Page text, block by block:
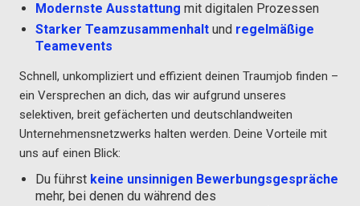
Modernste Ausstattung mit digitalen Prozessen
Starker Teamzusammenhaltund regelmäßige
Teamevents
Schnell, unkompliziert und effizient deinen Traumjob finden –
ein Versprechen an dich, das wir aufgrund unseres
selektiven, breit gefächerten und deutschlandweiten
Unternehmensnetzwerks halten werden. Deine Vorteile mit
uns auf einen Blick:
Du führst keine unsinnigen Bewerbungsgespräche
mehr, bei denen du während des